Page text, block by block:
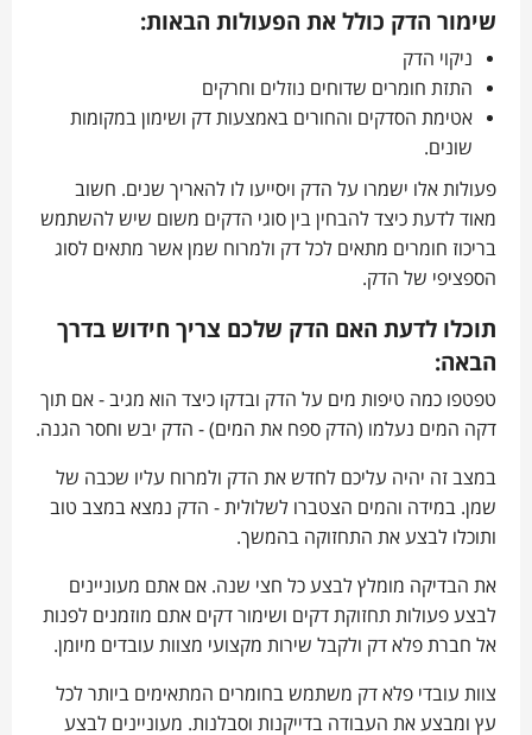
שימור הדק כולל את הפעולות הבאות:
ניקוי הדק
התזת חומרים שדוחים נוזלים וחרקים
אטימת הסדקים והחורים באמצעות דק ושימון במקומות
שונים.
פעולות אלו ישמרו על הדק ויסייעו לו להאריך שנים. חשוב
מאוד לדעת כיצד להבחין בין סוגי הדקים משום שיש להשתמש
בריכוז חומרים מתאים לכל דק ולמרוח שמן אשר מתאים לסוג
הספציפי של הדק.
תוכלו לדעת האם הדק שלכם צריך חידוש בדרך
הבאה:
טפטפו כמה טיפות מים על הדק ובדקו כיצד הוא מגיב - אם תוך
דקה המים נעלמו (הדק ספח את המים) - הדק יבש וחסר הגנה.
במצב זה יהיה עליכם לחדש את הדק ולמרוח עליו שכבה של
שמן. במידה והמים הצטברו לשלולית - הדק נמצא במצב טוב
ותוכלו לבצע את התחזוקה בהמשך.
את הבדיקה מומלץ לבצע כל חצי שנה. אם אתם מעוניינים
לבצע פעולות תחזוקת דקים ושימור דקים אתם מוזמנים לפנות
אל חברת פלא דק ולקבל שירות מקצועי מצוות עובדים מיומן.
צוות עובדי פלא דק משתמש בחומרים המתאימים ביותר לכל
עץ ומבצע את העבודה בדייקנות וסבלנות. מעוניינים לבצע